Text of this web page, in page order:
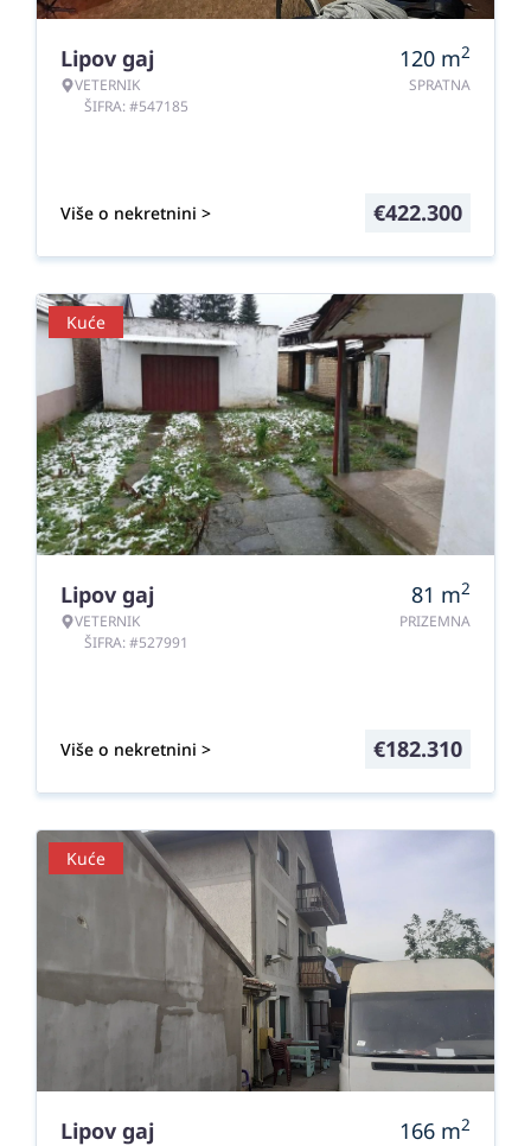
Lipov gaj
VETERNIK
ŠIFRA: #547185
120 m2
SPRATNA
Više o nekretnini > €422.300
Kuće
Lipov gaj
VETERNIK
ŠIFRA: #527991
81 m2
PRIZEMNA
Više o nekretnini > €182.310
Kuće
Lipov gaj 166 m2